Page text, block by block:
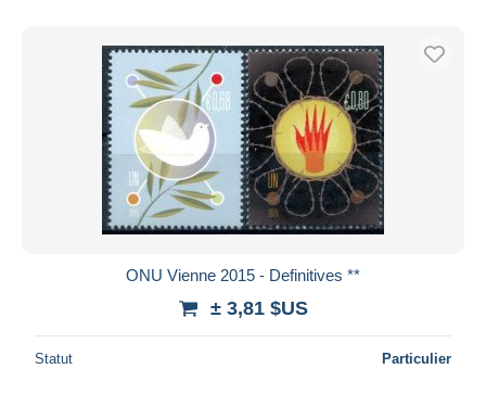
ONU Vienne 2015 - Definitives **
± 3,81 $US
Statut Particulier